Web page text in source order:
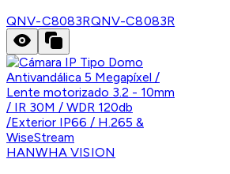
QNV-C8083RQNV-C8083R
HANWHA VISION